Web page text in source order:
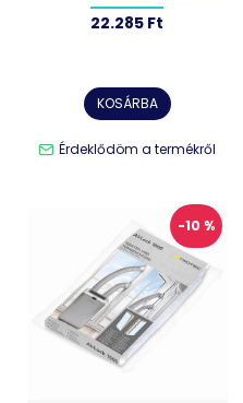
22.285 Ft
KOSÁRBA
Érdeklődöm a termékről
-10 %